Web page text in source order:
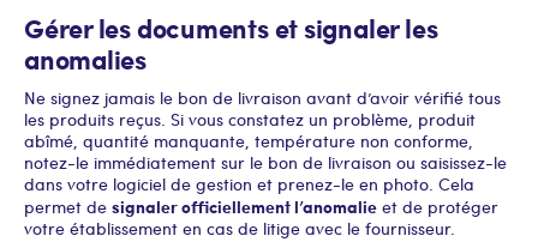
Gérer les documents et signaler les
anomalies
Ne signez jamais le bon de livraison avant d’avoir vérifié tous
les produits reçus. Si vous constatez un problème, produit
abîmé, quantité manquante, température non conforme,
notez-le immédiatement sur le bon de livraison ou saisissez-le
dans votre logiciel de gestion et prenez-le en photo. Cela
permet de signaler officiellement l’anomalie et de protéger
votre établissement en cas de litige avec le fournisseur.